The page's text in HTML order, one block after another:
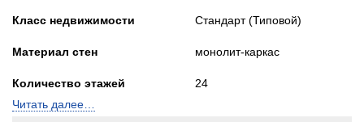
Класс недвижимости
Материал стен
Количество этажей
Квартир в доме
Стандарт (Типовой)
монолит-каркас
24
Читать далее…